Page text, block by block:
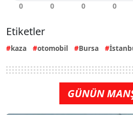
Etiketler
kaza otomobil Bursa
GÜNÜN